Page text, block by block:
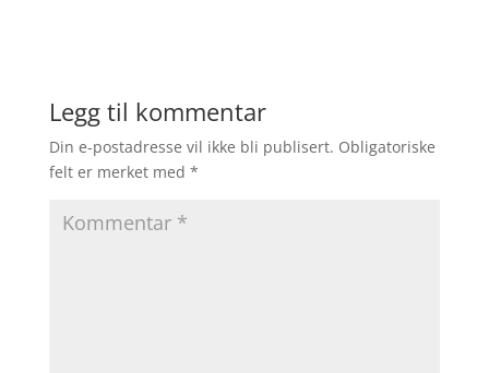
Legg til kommentar
Din e-postadresse vil ikke bli publisert. Obligatoriske
felt er merket med *